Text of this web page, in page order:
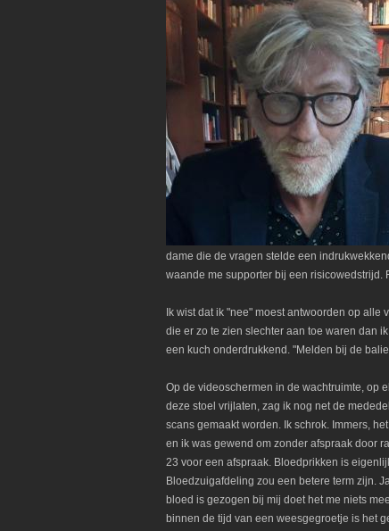
dame die de vragen stelde een
waande me supporter bij een risicowedstrijd.
Ik wist dat ik "nee" moest antwoorden op alle
die er zo te zien slechter aan toe waren dan
een kuch onderdrukkend. "Melden bij de
Op de videoschermen in de wachtruimte, op
deze stoel vrijlaten, zag ik nog net de
scans gemaakt worden. Ik schrok. Immers,
en ik was gewend om zonder afspraak door
23 voor een afspraak. Bloedprikken is
Bloedzuigafdeling zou een betere term zijn.
bloed is gezogen bij mij doet het me niets
binnen de tijd van een weesgegroetje is het